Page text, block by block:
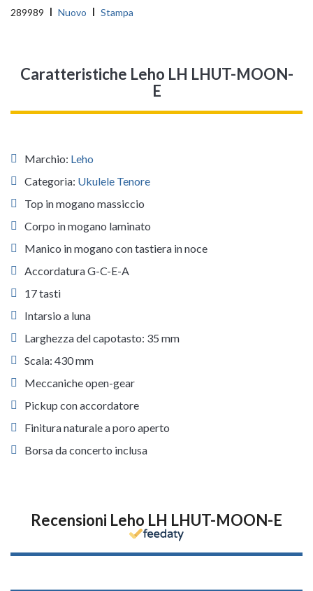
289989 Nuovo Stampa
Caratteristiche Leho LH LHUT-MOON-
E
Marchio: Leho
Categoria: Ukulele Tenore
Top in mogano massiccio
Corpo in mogano laminato
Manico in mogano con tastiera in noce
Accordatura G-C-E-A
17 tasti
Intarsio a luna
Larghezza del capotasto: 35 mm
Scala: 430 mm
Meccaniche open-gear
Pickup con accordatore
Finitura naturale a poro aperto
Borsa da concerto inclusa
Recensioni Leho LH LHUT-MOON-E